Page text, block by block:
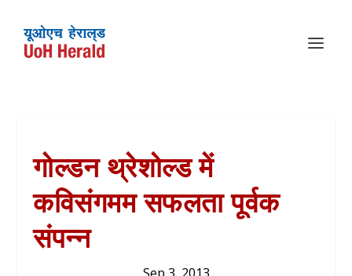
गोल्डन थ्रेशोल्ड में
कविसंगमम सफलता पूर्वक
संपन्न